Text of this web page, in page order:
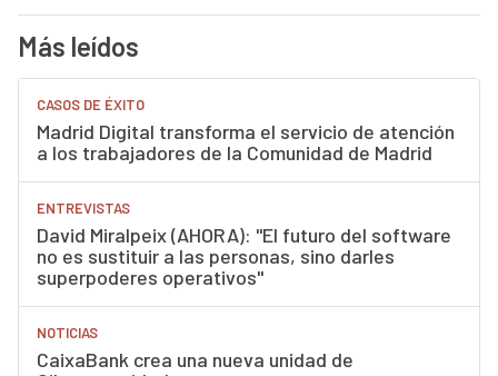
Más leídos
CASOS DE ÉXITO
Madrid Digital transforma el servicio de atención
a los trabajadores de la Comunidad de Madrid
ENTREVISTAS
David Miralpeix (AHORA): "El futuro del software
no es sustituir a las personas, sino darles
superpoderes operativos"
NOTICIAS
CaixaBank crea una nueva unidad de